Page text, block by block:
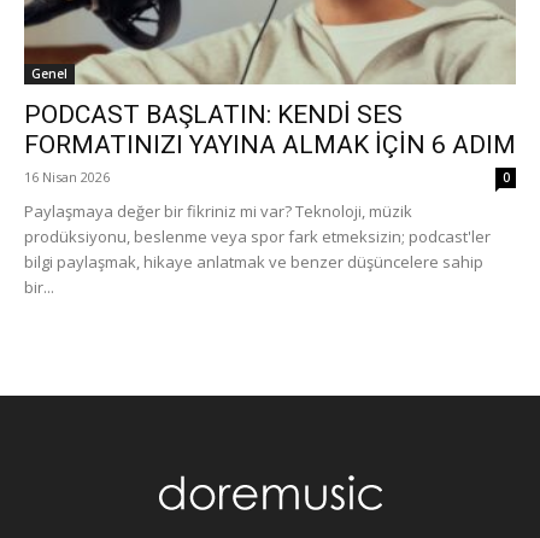
Genel
PODCAST BAŞLATIN: KENDİ SES
FORMATINIZI YAYINA ALMAK İÇİN 6 ADIM
16 Nisan 2026 0
Paylaşmaya değer bir fikriniz mi var? Teknoloji, müzik
prodüksiyonu, beslenme veya spor fark etmeksizin; podcast'ler
bilgi paylaşmak, hikaye anlatmak ve benzer düşüncelere sahip
bir...